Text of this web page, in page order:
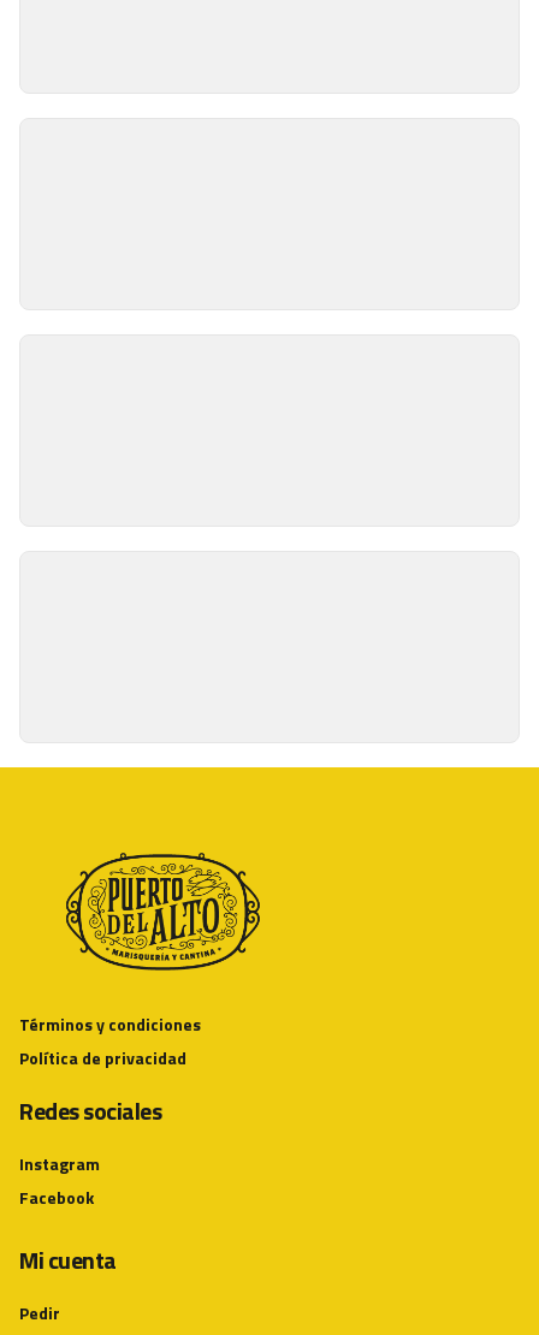
Términos y condiciones
Política de privacidad
Redes sociales
Instagram
Facebook
Mi cuenta
Pedir